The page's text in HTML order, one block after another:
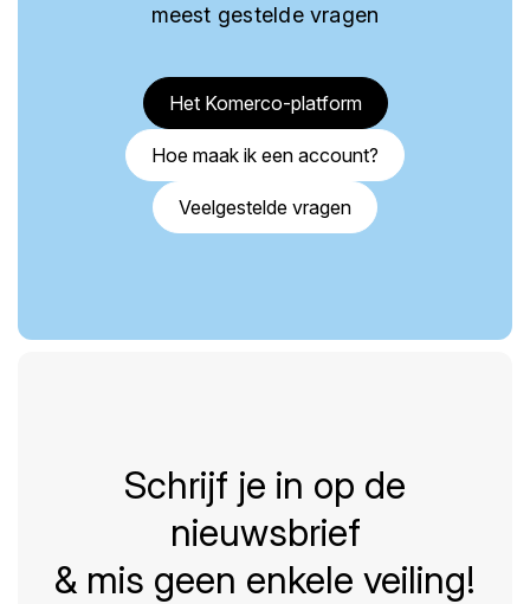
meest gestelde vragen
Het Komerco-platform
Hoe maak ik een account?
Veelgestelde vragen
Schrijf je in op de
nieuwsbrief
& mis geen enkele veiling!